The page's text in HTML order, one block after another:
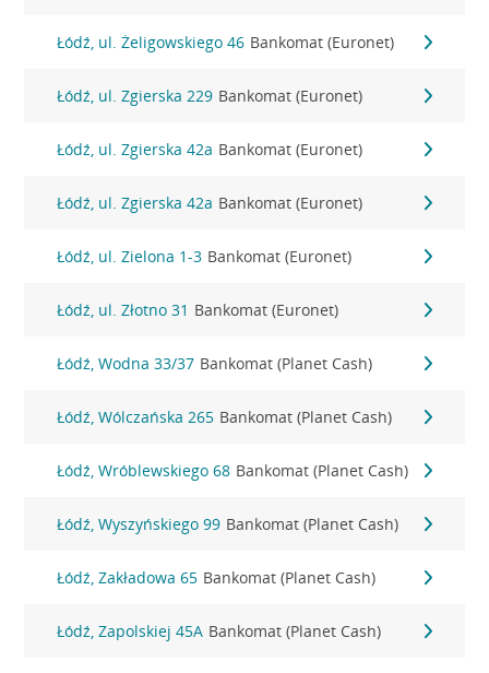
Łódź, ul. Żeligowskiego 46 Bankomat (Euronet)
Łódź, ul. Zgierska 229 Bankomat (Euronet)
Łódź, ul. Zgierska 42a Bankomat (Euronet)
Łódź, ul. Zgierska 42a Bankomat (Euronet)
Łódź, ul. Zielona 1-3 Bankomat (Euronet)
Łódź, ul. Złotno 31 Bankomat (Euronet)
Łódź, Wodna 33/37 Bankomat (Planet Cash)
Łódź, Wólczańska 265 Bankomat (Planet Cash)
Łódź, Wróblewskiego 68 Bankomat (Planet Cash)
Łódź, Wyszyńskiego 99 Bankomat (Planet Cash)
Łódź, Zakładowa 65 Bankomat (Planet Cash)
Łódź, Zapolskiej 45A Bankomat (Planet Cash)